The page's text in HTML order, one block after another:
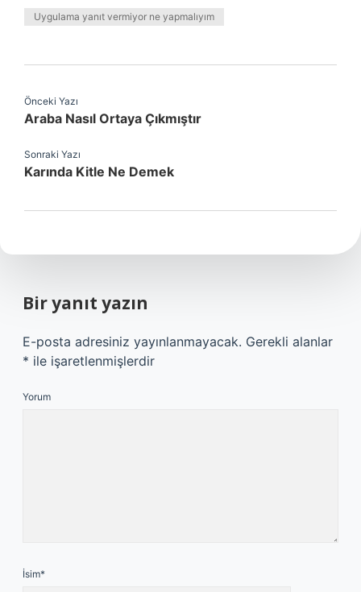
Uygulama yanıt vermiyor ne yapmalıyım
Önceki Yazı
Araba Nasıl Ortaya Çıkmıştır
Sonraki Yazı
Karında Kitle Ne Demek
Bir yanıt yazın
E-posta adresiniz yayınlanmayacak. Gerekli alanlar
* ile işaretlenmişlerdir
Yorum
İsim*